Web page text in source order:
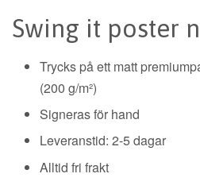
Swing it poster
Regular
price
Trycks på ett matt
(200 g/m²)
Signeras för hand
Leveranstid: 2-5 dagar
Alltid fri frakt